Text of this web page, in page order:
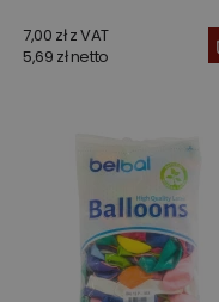
7,00 zł z VAT
5,69 zł netto